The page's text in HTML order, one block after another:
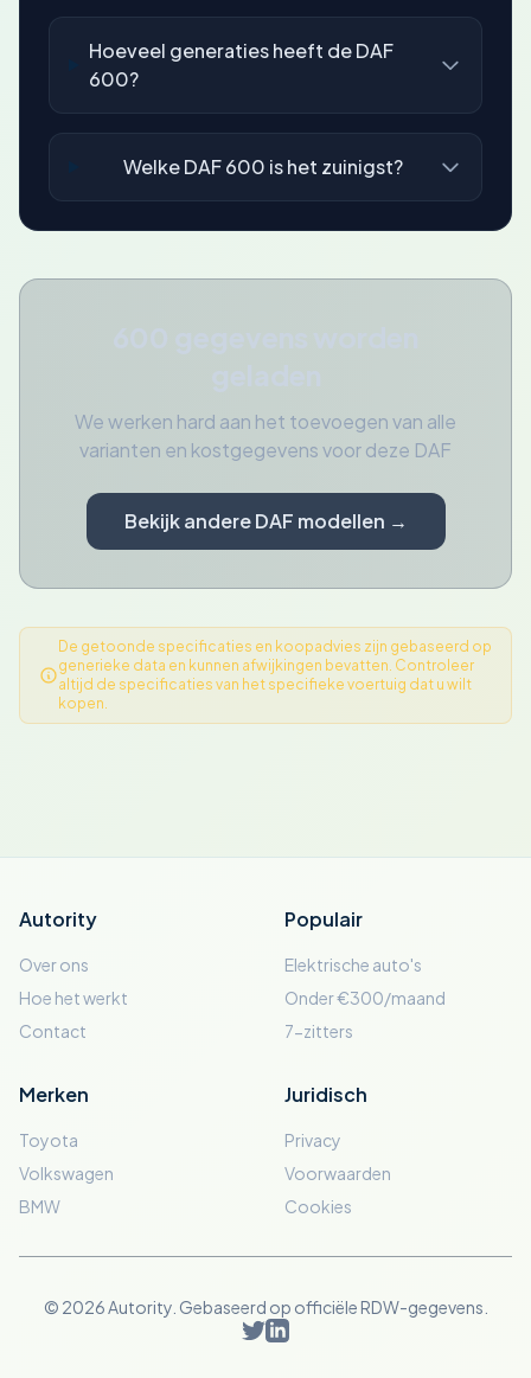
Hoeveel generaties heeft de DAF
600?
Welke DAF 600 is het zuinigst?
We werken hard aan het toevoegen van alle
varianten en kostgegevens voor deze DAF
Bekijk andere DAF modellen →
De getoonde specificaties en koopadvies zijn gebaseerd op
generieke data en kunnen afwijkingen bevatten. Controleer
altijd de specificaties van het specifieke voertuig dat u wilt
kopen.
Autority
Over ons
Hoe het werkt
Contact
Populair
Elektrische auto's
Onder €300/maand
7-zitters
Merken
Toyota
Volkswagen
BMW
Juridisch
Privacy
Voorwaarden
Cookies
© 2026 Autority. Gebaseerd op officiële RDW-gegevens.